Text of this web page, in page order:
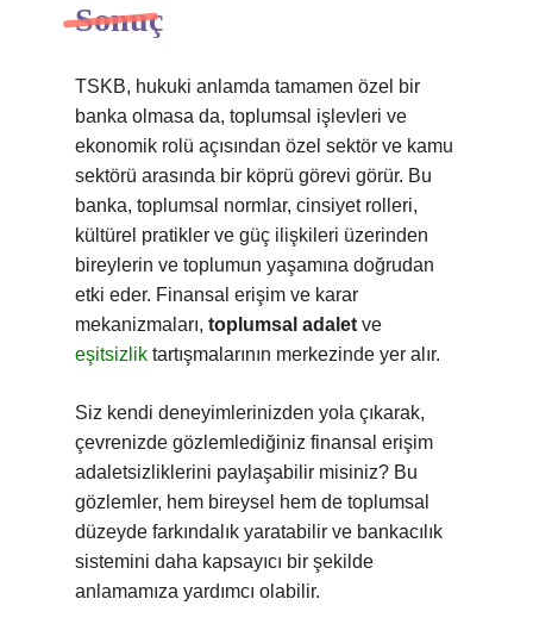
Sonuç
TSKB, hukuki anlamda tamamen özel bir
banka olmasa da, toplumsal işlevleri ve
ekonomik rolü açısından özel sektör ve kamu
sektörü arasında bir köprü görevi görür. Bu
banka, toplumsal normlar, cinsiyet rolleri,
kültürel pratikler ve güç ilişkileri üzerinden
bireylerin ve toplumun yaşamına doğrudan
etki eder. Finansal erişim ve karar
mekanizmaları, toplumsal adalet ve
eşitsizlik tartışmalarının merkezinde yer alır.
Siz kendi deneyimlerinizden yola çıkarak,
çevrenizde gözlemlediğiniz finansal erişim
adaletsizliklerini paylaşabilir misiniz? Bu
gözlemler, hem bireysel hem de toplumsal
düzeyde farkındalık yaratabilir ve bankacılık
sistemini daha kapsayıcı bir şekilde
anlamamıza yardımcı olabilir.